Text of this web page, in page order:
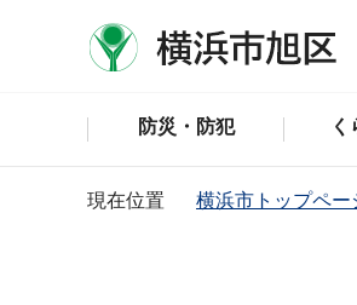
防災・防犯 く
現在位置 横浜市トップペー